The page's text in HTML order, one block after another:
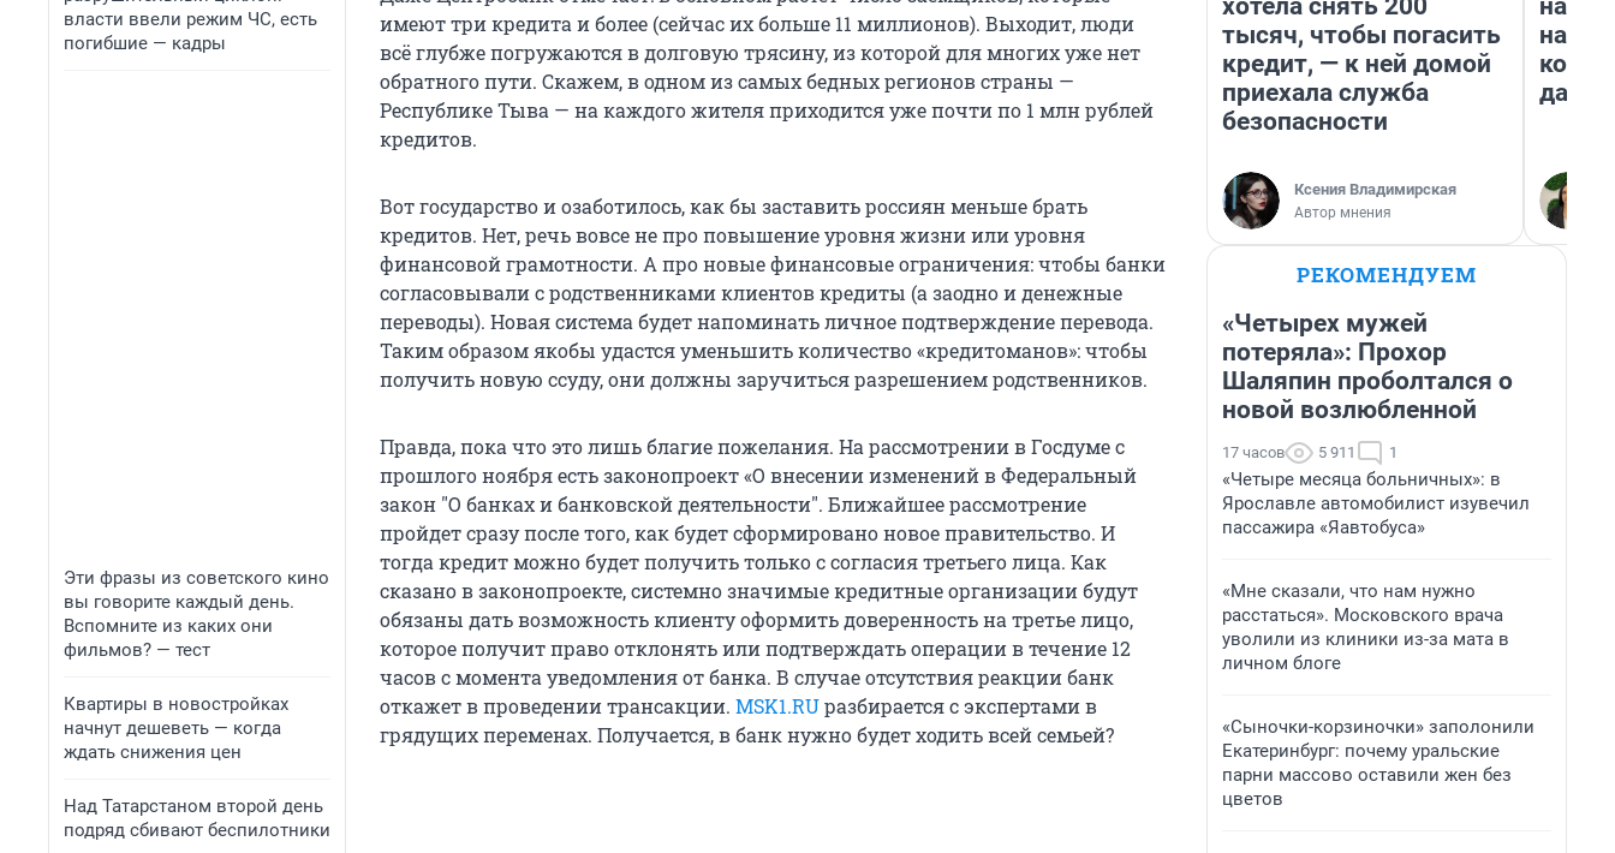
власти ввели режим ЧС, есть
погибшие — кадры
Эти фразы из советского кино
вы говорите каждый день.
Вспомните из каких они
фильмов? — тест
Квартиры в новостройках
начнут дешеветь — когда
ждать снижения цен
Над Татарстаном второй день
подряд сбивают беспилотники
имеют три кредита и более (сейчас их больше 11 миллионов). Выходит, люди
всё глубже погружаются в долговую трясину, из которой для многих уже нет
обратного пути. Скажем, в одном из самых бедных регионов страны —
Республике Тыва — на каждого жителя приходится уже почти по 1 млн рублей
кредитов.
Вот государство и озаботилось, как бы заставить россиян меньше брать
кредитов. Нет, речь вовсе не про повышение уровня жизни или уровня
финансовой грамотности. А про новые финансовые ограничения: чтобы банки
согласовывали с родственниками клиентов кредиты (а заодно и денежные
переводы). Новая система будет напоминать личное подтверждение перевода.
Таким образом якобы удастся уменьшить количество «кредитоманов»: чтобы
получить новую ссуду, они должны заручиться разрешением родственников.
Правда, пока что это лишь благие пожелания. На рассмотрении в Госдуме с
прошлого ноября есть законопроект «О внесении изменений в Федеральный
закон "О банках и банковской деятельности". Ближайшее рассмотрение
пройдет сразу после того, как будет сформировано новое правительство. И
тогда кредит можно будет получить только с согласия третьего лица. Как
сказано в законопроекте, системно значимые кредитные организации будут
обязаны дать возможность клиенту оформить доверенность на третье лицо,
которое получит право отклонять или подтверждать операции в течение 12
часов с момента уведомления от банка. В случае отсутствия реакции банк
откажет в проведении трансакции. MSK1.RUразбирается с экспертами в
грядущих переменах. Получается, в банк нужно будет ходить всей семьей?
хотела снять 200
тысяч, чтобы погасить
кредит, — к ней домой
приехала служба
безопасности
Ксения Владимирская
Автор мнения
нам
даже
РЕКОМЕНДУЕМ
«Четырех мужей
потеряла»: Прохор
Шаляпин проболтался о
новой возлюбленной
17 часов 5 911 1
«Четыре месяца больничных»: в
Ярославле автомобилист изувечил
пассажира «Яавтобуса»
«Мне сказали, что нам нужно
расстаться». Московского врача
уволили из клиники из-за мата в
личном блоге
«Сыночки-корзиночки» заполонили
Екатеринбург: почему уральские
парни массово оставили жен без
цветов